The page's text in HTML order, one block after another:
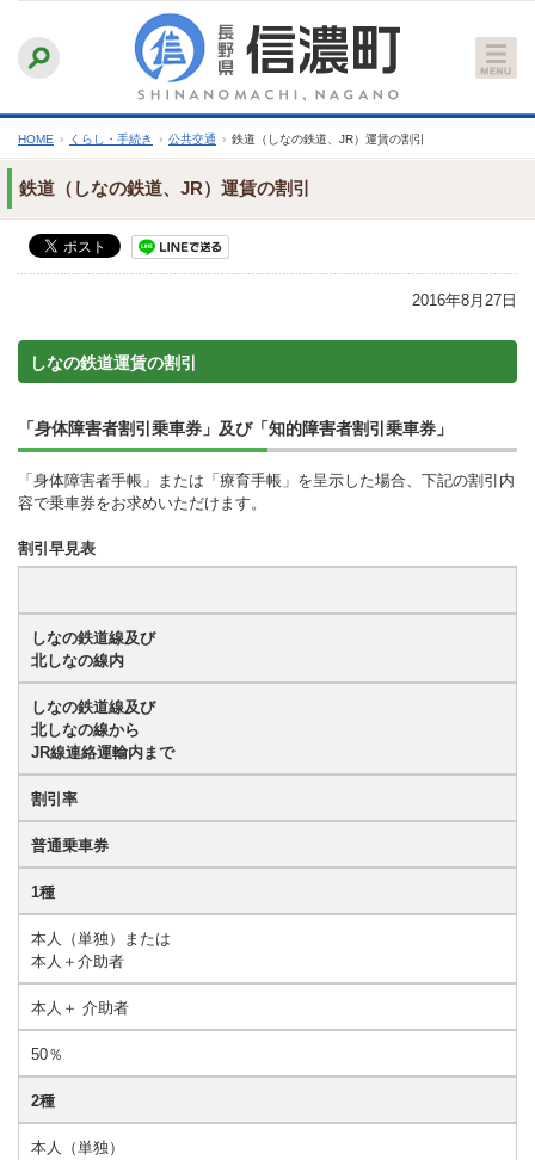
文
へ
ふりがなをつける
文字サイズ
縮小 標準 拡大
HOME › くらし・手続き › 公共交通 › 鉄道（しなの鉄道、JR）運賃の割引
鉄道（しなの鉄道、JR）運賃の割引
2016年8月27日
しなの鉄道運賃の割引
「身体障害者割引乗車券」及び「知的障害者割引乗車券」
「身体障害者手帳」または「療育手帳」を呈示した場合、下記の割引内
容で乗車券をお求めいただけます。
割引早見表
しなの鉄道線及び
北しなの線内
しなの鉄道線及び
北しなの線から
JR線連絡運輸内まで
割引率
普通乗車券
1種
本人（単独）または
本人＋介助者
本人＋ 介助者
50％
2種
本人（単独）